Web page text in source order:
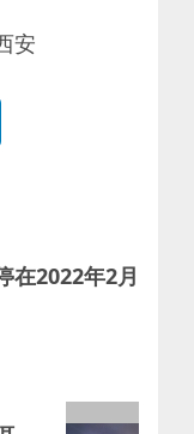
安
在2022年2月